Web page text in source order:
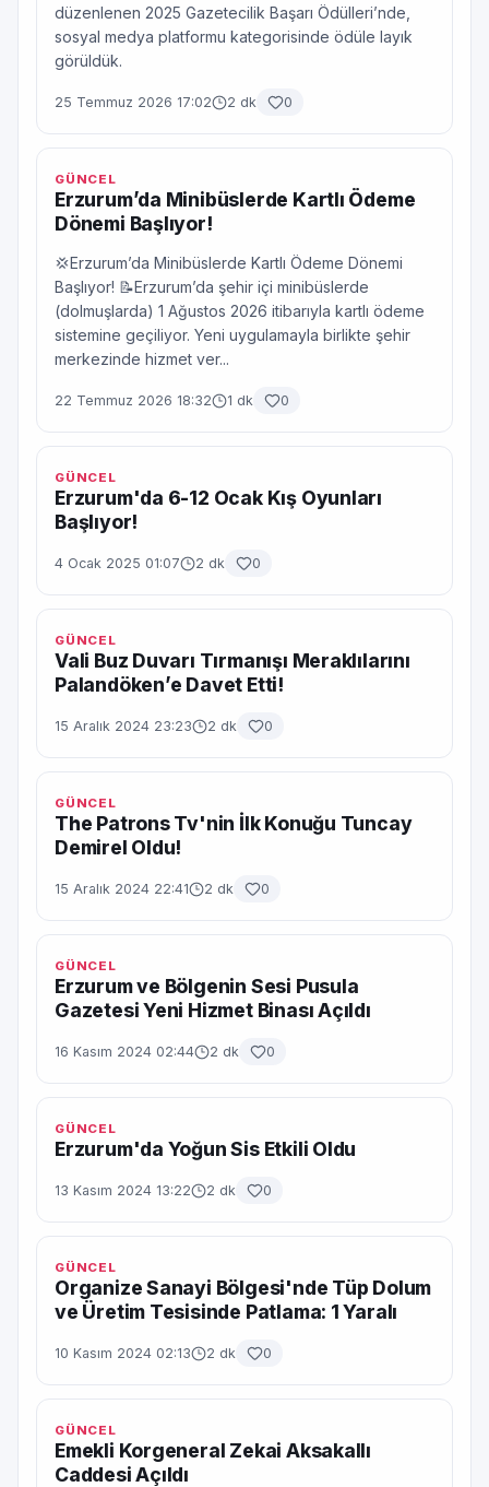
düzenlenen 2025 Gazetecilik Başarı Ödülleri’nde,
sosyal medya platformu kategorisinde ödüle layık
görüldük.
25 Temmuz 2026 17:02 2 dk 0
GÜNCEL
Erzurum’da Minibüslerde Kartlı Ödeme
Dönemi Başlıyor!
💢Erzurum’da Minibüslerde Kartlı Ödeme Dönemi
Başlıyor! 📝Erzurum’da şehir içi minibüslerde
(dolmuşlarda) 1 Ağustos 2026 itibarıyla kartlı ödeme
sistemine geçiliyor. Yeni uygulamayla birlikte şehir
merkezinde hizmet ver...
22 Temmuz 2026 18:32 1 dk 0
GÜNCEL
Erzurum'da 6-12 Ocak Kış Oyunları
Başlıyor!
4 Ocak 2025 01:07 2 dk 0
GÜNCEL
Vali Buz Duvarı Tırmanışı Meraklılarını
Palandöken’e Davet Etti!
15 Aralık 2024 23:23 2 dk 0
GÜNCEL
The Patrons Tv'nin İlk Konuğu Tuncay
Demirel Oldu!
15 Aralık 2024 22:41 2 dk 0
GÜNCEL
Erzurum ve Bölgenin Sesi Pusula
Gazetesi Yeni Hizmet Binası Açıldı
16 Kasım 2024 02:44 2 dk 0
GÜNCEL
Erzurum'da Yoğun Sis Etkili Oldu
13 Kasım 2024 13:22 2 dk 0
GÜNCEL
Organize Sanayi Bölgesi'nde Tüp Dolum
ve Üretim Tesisinde Patlama: 1 Yaralı
10 Kasım 2024 02:13 2 dk 0
GÜNCEL
Emekli Korgeneral Zekai Aksakallı
Caddesi Açıldı